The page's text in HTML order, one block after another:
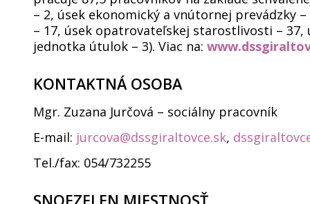
– 2, úsek ekonomický a vnútornej prevádzky
– 17, úsek opatrovateľskej starostlivosti – 37,
jednotka útulok – 3). Viac na:
KONTAKTNÁ OSOBA
Mgr. Zuzana Jurčová – sociálny pracovník
E-mail: jurcova@dssgiraltovce.sk,
Tel./fax: 054/732255